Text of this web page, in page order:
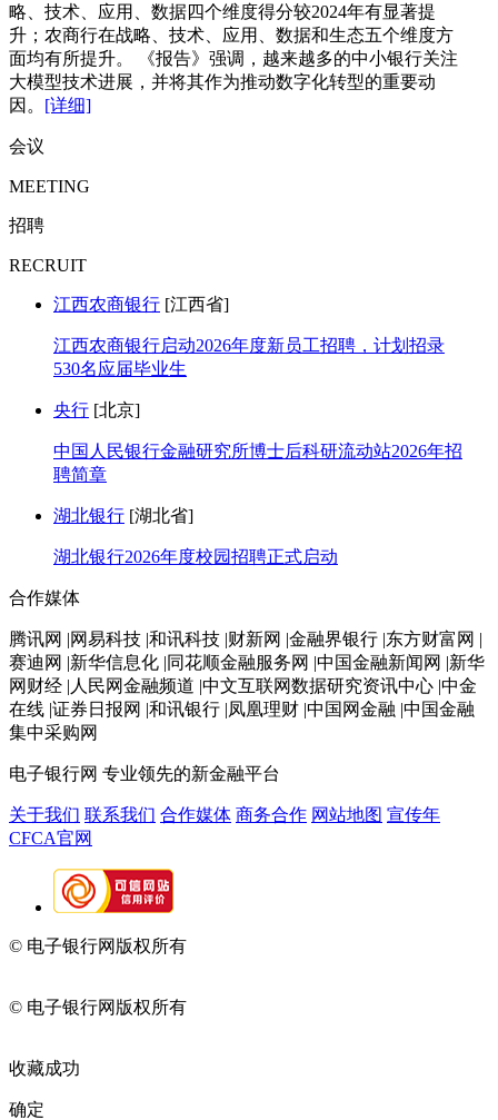
略、技术、应用、数据四个维度得分较2024年有显著提
升；农商行在战略、技术、应用、数据和生态五个维度方
面均有所提升。 《报告》强调，越来越多的中小银行关注
大模型技术进展，并将其作为推动数字化转型的重要动
因。 [详细]
会议
MEETING
招聘
RECRUIT
江西农商银行 [江西省]
江西农商银行启动2026年度新员工招聘，计划招录
530名应届毕业生
央行 [北京]
中国人民银行金融研究所博士后科研流动站2026年招
聘简章
湖北银行 [湖北省]
湖北银行2026年度校园招聘正式启动
合作媒体
腾讯网 |网易科技 |和讯科技 |财新网 |金融界银行 |东方财富网 |
赛迪网 |新华信息化 |同花顺金融服务网 |中国金融新闻网 |新华
网财经 |人民网金融频道 |中文互联网数据研究资讯中心 |中金
在线 |证券日报网 |和讯银行 |凤凰理财 |中国网金融 |中国金融
集中采购网
电子银行网 专业领先的新金融平台
关于我们 联系我们 合作媒体 商务合作 网站地图 宣传年
CFCA官网
© 电子银行网版权所有
© 电子银行网版权所有
收藏成功
确定